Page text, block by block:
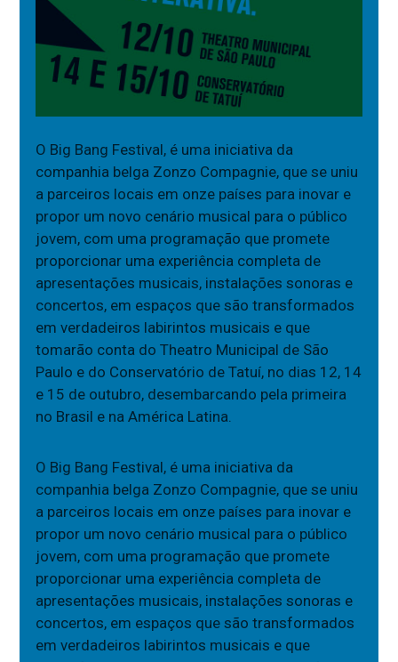
O Big Bang Festival, é uma iniciativa da
companhia belga Zonzo Compagnie, que se uniu
a parceiros locais em onze países para inovar e
propor um novo cenário musical para o público
jovem, com uma programação que promete
proporcionar uma experiência completa de
apresentações musicais, instalações sonoras e
concertos, em espaços que são transformados
em verdadeiros labirintos musicais e que
tomarão conta do Theatro Municipal de São
Paulo e do Conservatório de Tatuí, no dias 12, 14
e 15 de outubro, desembarcando pela primeira
no Brasil e na América Latina.
O Big Bang Festival, é uma iniciativa da
companhia belga Zonzo Compagnie, que se uniu
a parceiros locais em onze países para inovar e
propor um novo cenário musical para o público
jovem, com uma programação que promete
proporcionar uma experiência completa de
apresentações musicais, instalações sonoras e
concertos, em espaços que são transformados
em verdadeiros labirintos musicais e que